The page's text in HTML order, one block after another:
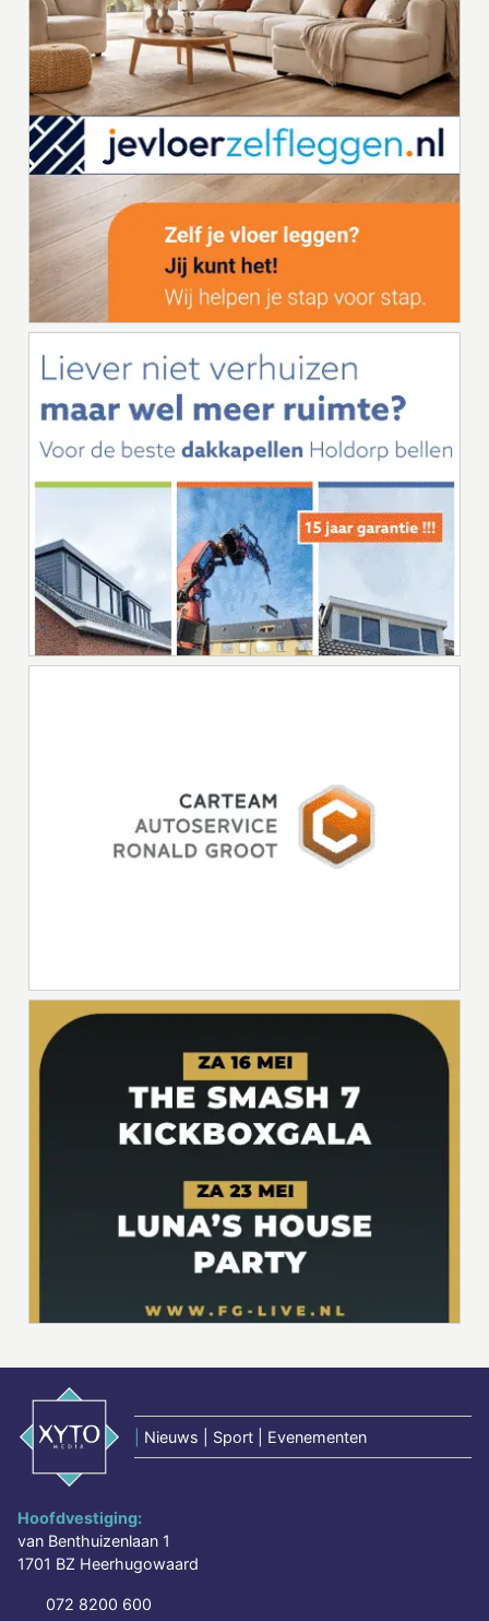
Nieuws | Sport | Evenementen
Hoofdvestiging:
van Benthuizenlaan 1
1701 BZ Heerhugowaard
072 8200 600